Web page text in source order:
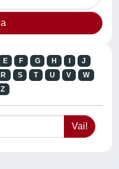
E F G H
J
R S T U V
W
Z